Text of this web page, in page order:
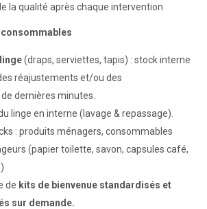
la qualité après chaque intervention
(draps, serviettes, tapis) : stock interne
réajustements et/ou des
dernières minutes.
linge en interne (lavage & repassage).
: produits ménagers, consommables
(papier toilette, savon, capsules café,
de kits de bienvenue standardisés et
sur demande.